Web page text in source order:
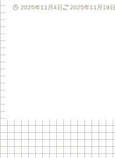
2025年11月4日 2025年11月19日